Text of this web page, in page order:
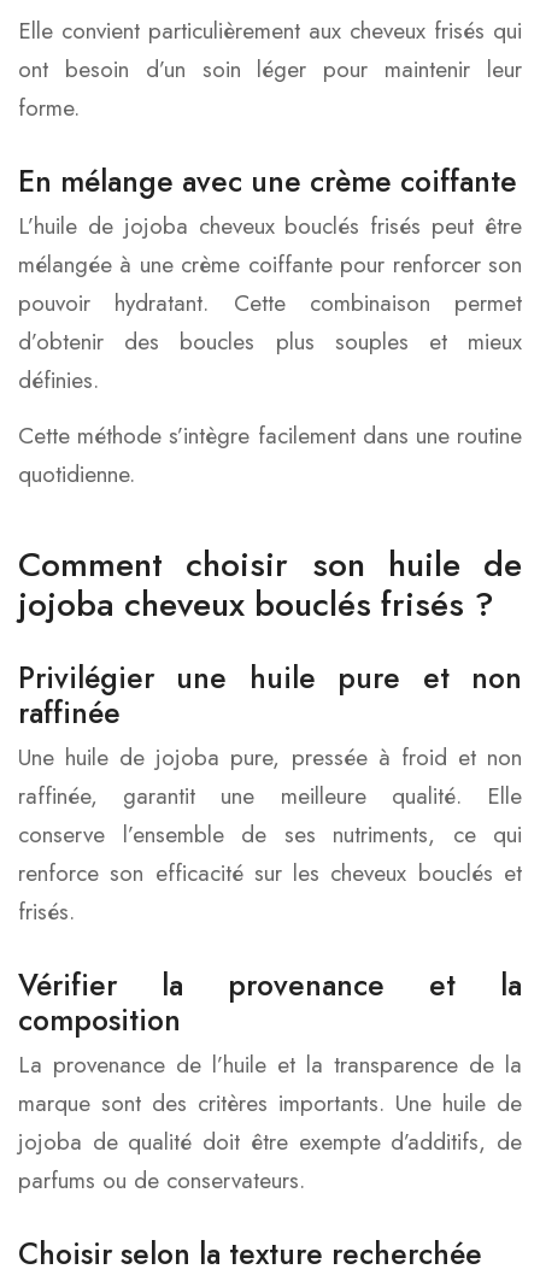
Elle convient particulièrement aux cheveux frisés qui
ont besoin d’un soin léger pour maintenir leur
forme.
En mélange avec une crème coiffante
L’huile de jojoba cheveux bouclés frisés peut être
mélangée à une crème coiffante pour renforcer son
pouvoir hydratant. Cette combinaison permet
d’obtenir des boucles plus souples et mieux
définies.
Cette méthode s’intègre facilement dans une routine
quotidienne.
Comment choisir son huile de
jojoba cheveux bouclés frisés ?
Privilégier une huile pure et non
raffinée
Une huile de jojoba pure, pressée à froid et non
raffinée, garantit une meilleure qualité. Elle
conserve l’ensemble de ses nutriments, ce qui
renforce son efficacité sur les cheveux bouclés et
frisés.
Vérifier la provenance et la
composition
La provenance de l’huile et la transparence de la
marque sont des critères importants. Une huile de
jojoba de qualité doit être exempte d’additifs, de
parfums ou de conservateurs.
Choisir selon la texture recherchée